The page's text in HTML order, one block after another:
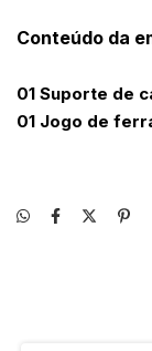
Conteúdo da
01 Suporte de
01 Jogo de